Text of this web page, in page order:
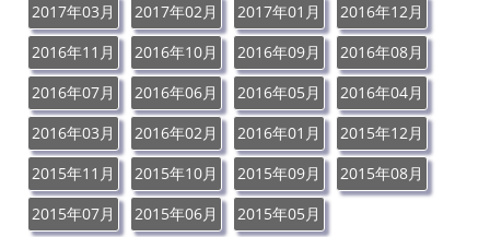
2017年03月
2017年02月 2017年01月
2016年12月
2016年11月
2016年10月 2016年09月
2016年08月
2016年07月
2016年06月 2016年05月
2016年04月
2016年03月
2016年02月 2016年01月
2015年12月
2015年11月
2015年10月 2015年09月
2015年08月
2015年07月
2015年06月 2015年05月